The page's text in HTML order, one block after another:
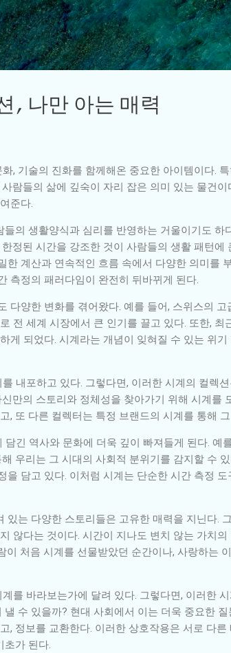
기본 콘텐츠로 건너뛰기
, 나만 아는 매력
, 기술의 진화를 함께해온 중요한 아이템이다.
람들의 삶에 깊숙이 자리 잡은 의미 있는 물건
준다.
의 생활양식과 심리를 반영하는 거울이기도 하
정된 시간을 강조한 것이 사람들의 생활 패턴에
계산과 연속적인 흐름 속에서 다양한 의미를
측정의 패러다임이 완전히 뒤바뀌게 된다.
다양한 변화를 겪어왔다. 예를 들어, 스위스의
전 세계 시장에서 큰 인기를 끌고 있다. 또한,
게 되었다. 시계라는 개념이 잊혀질 수 있는 위
내포하고 있다. 그렇다면, 이러한 시계의 컬렉
만의 스토리와 정체성을 찾아가기 위해 시계를
, 또 다른 컬렉터는 특정 브랜드의 시계를 통해
긴 역사와 문화에 더욱 깊이 빠져들게 된다. 예
우리는 그 시대의 사회적 분위기를 감지할 수
담고 있다. 이처럼 시계는 단순한 시간 측정
는 다양한 스토리들은 고유한 매력을 지닌다.
않다는 것이다. 시간이 지나도 변치 않는 가치
처음 시계를 선물받았던 순간이나, 사랑하는
를 바라보는가에 달려 있다. 그렇다면, 이러한
수 있을까? 현대 사회에서 이는 더욱 중요한
, 정보를 교환한다. 이러한 상호작용은 서로 다
가 된다.